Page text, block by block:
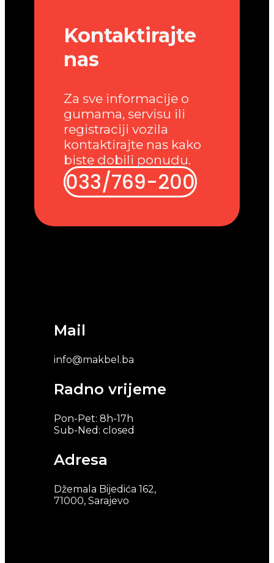
Mail
info@makbel.ba
Radno vrijeme
Pon-Pet: 8h-17h
Sub-Ned: closed
Adresa
Džemala Bijedića 162,
71000, Sarajevo
Kontaktirajte
nas
Za sve informacije o
gumama, servisu ili
registraciji vozila
kontaktirajte nas kako
biste dobili ponudu.
033/769-200